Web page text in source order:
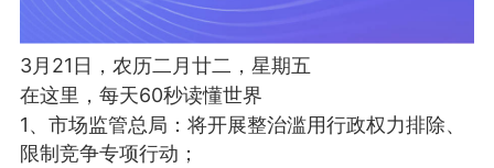
美业357 芯诗妍
3月21日，农历二月廿二，星期五
在这里，每天60秒读懂世界
1、市场监管总局：将开展整治滥用行政权力排除、
限制竞争专项行动；